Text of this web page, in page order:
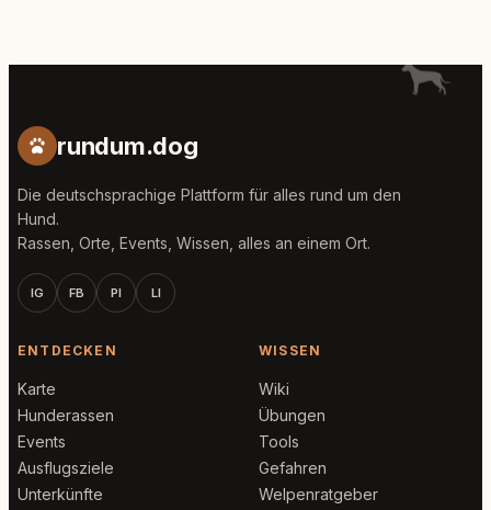
rundum.dog
Die deutschsprachige Plattform für alles rund um den
Hund.
Rassen, Orte, Events, Wissen, alles an einem Ort.
IG FB PI LI
ENTDECKEN
Karte
Hunderassen
Events
Ausflugsziele
Unterkünfte
WISSEN
Wiki
Übungen
Tools
Gefahren
Welpenratgeber